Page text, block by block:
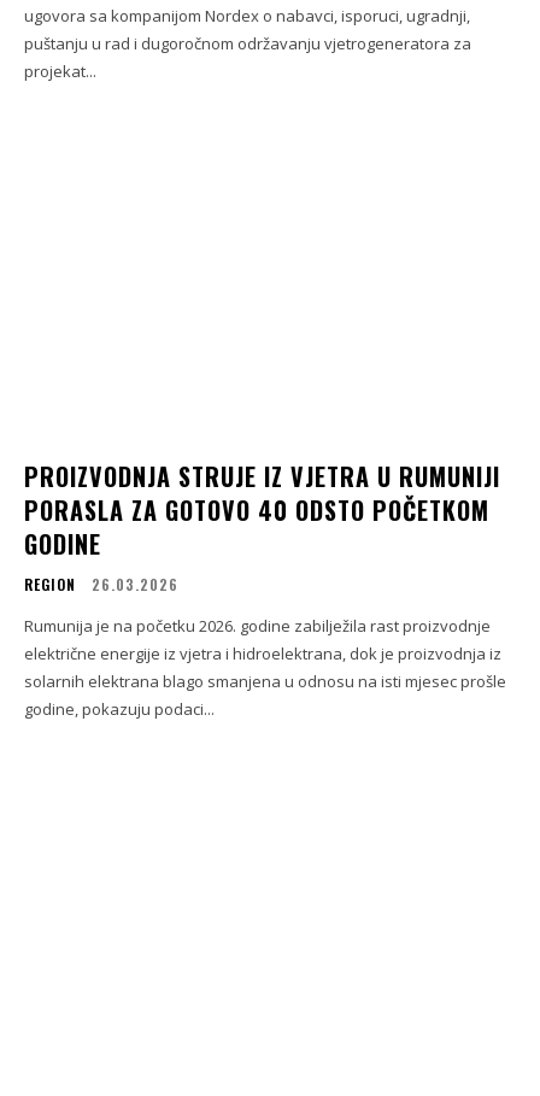
ugovora sa kompanijom Nordex o nabavci, isporuci, ugradnji,
puštanju u rad i dugoročnom održavanju vjetrogeneratora za
projekat...
PROIZVODNJA STRUJE IZ VJETRA U RUMUNIJI
PORASLA ZA GOTOVO 40 ODSTO POČETKOM
GODINE
REGION 26.03.2026
Rumunija je na početku 2026. godine zabilježila rast proizvodnje
električne energije iz vjetra i hidroelektrana, dok je proizvodnja iz
solarnih elektrana blago smanjena u odnosu na isti mjesec prošle
godine, pokazuju podaci...